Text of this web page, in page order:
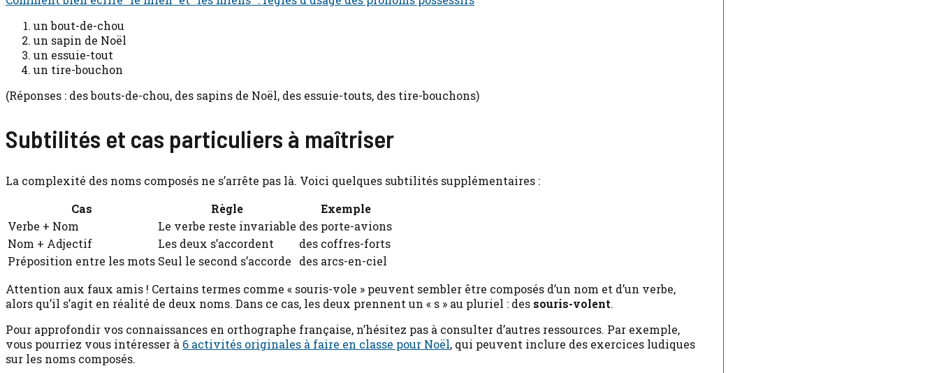
un bout-de-chou
un sapin de Noël
un essuie-tout
un tire-bouchon
(Réponses : des bouts-de-chou, des sapins de Noël, des essuie-touts, des tire-bouchons)
Subtilités et cas particuliers à maîtriser
La complexité des noms composés ne s’arrête pas là. Voici quelques subtilités supplémentaires :
Cas
Règle
Exemple
Verbe + Nom
Le verbe reste invariable des porte-avions
Nom + Adjectif
Les deux s’accordent
des coffres-forts
Préposition entre les mots Seul le second s’accorde
des arcs-en-ciel
Attention aux faux amis ! Certains termes comme « souris-vole » peuvent sembler être composés d’un nom et d’un verbe,
alors qu’il s’agit en réalité de deux noms. Dans ce cas, les deux prennent un « s » au pluriel : des souris-volent.
Pour approfondir vos connaissances en orthographe française, n’hésitez pas à consulter d’autres ressources. Par exemple,
vous pourriez vous intéresser à 6 activités originales à faire en classe pour Noël, qui peuvent inclure des exercices ludiques
sur les noms composés.